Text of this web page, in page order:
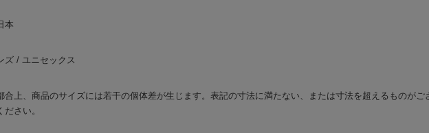
本
ズ / ユニセックス
合上、商品のサイズには若干の個体差が生じます。表記の寸法に満たない、または寸法を超えるものがご
さい。